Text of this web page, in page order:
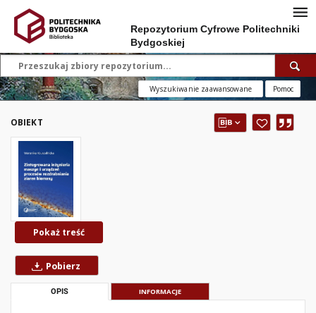
Repozytorium Cyfrowe Politechniki
Bydgoskiej
Wyszukiwanie zaawansowane Pomoc
OBIEKT
Pokaż treść
Pobierz
OPIS INFORMACJE